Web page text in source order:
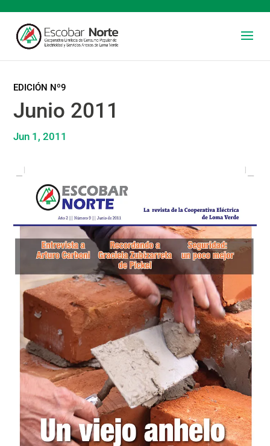
EDICIÓN Nº9
Junio 2011
Jun 1, 2011